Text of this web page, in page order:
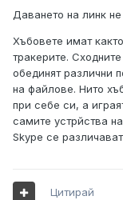
Даването на линк
Хъбовете имат
тракерите.
обединят различни
на файлове. Нито
при себе си, а
самите устрйства
Skype се
Цитирай